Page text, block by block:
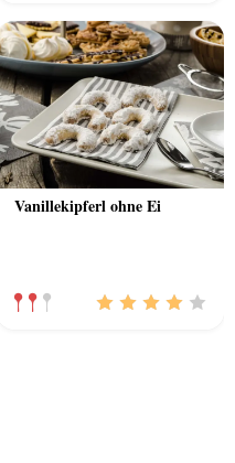
Vanillekipferl ohne Ei